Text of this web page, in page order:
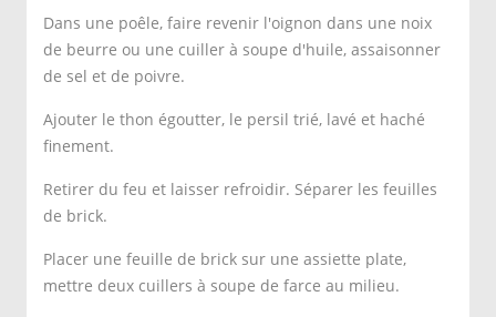
Dans une poêle, faire revenir l'oignon dans une noix
de beurre ou une cuiller à soupe d'huile, assaisonner
de sel et de poivre.
Ajouter le thon égoutter, le persil trié, lavé et haché
finement.
Retirer du feu et laisser refroidir. Séparer les feuilles
de brick.
Placer une feuille de brick sur une assiette plate,
mettre deux cuillers à soupe de farce au milieu.